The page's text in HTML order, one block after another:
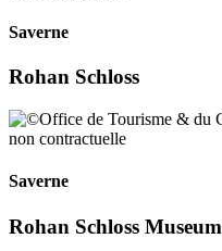
Saverne
Rohan Schloss
Saverne
Rohan Schloss Museum